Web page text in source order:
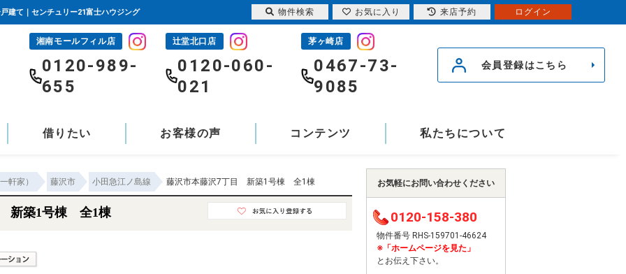
建て｜センチュリー21富士ハウジング
湘南モールフィル店
0120-989-
655
辻堂北口店
0120-060-
021
茅ヶ崎店
0467-73-
9085
会員登録はこちら
借りたい お客様の声 コンテンツ 私たちについて
軒家） 藤沢市 小田急江ノ島線 藤沢市本藤沢7丁目 新築1号棟 全1棟
新築1号棟 全1棟
お気軽にお問い合わせください
0120-158-380
物件番号 RHS-159701-46624
※「ホームページを見た」
とお伝え下さい。
物件検索 お気に入り 来店予約 ログイン